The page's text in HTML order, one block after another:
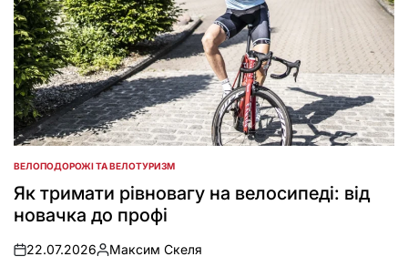
POSTED
IN
ВЕЛОПОДОРОЖІ ТА ВЕЛОТУРИЗМ
Як тримати рівновагу на велосипеді: від
новачка до профі
on
22.07.2026
Posted
Максим Скеля